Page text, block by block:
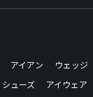
アイアン ウェッジ
シューズ アイウェア